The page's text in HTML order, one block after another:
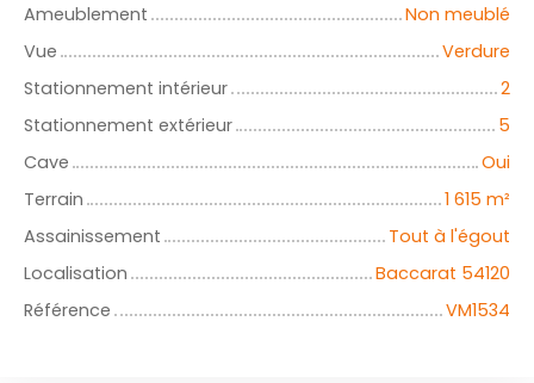
Ameublement
Non meublé
Vue
Verdure
Stationnement intérieur
2
Stationnement extérieur
5
Cave
Oui
Terrain
1 615 m²
Assainissement
Tout à l'égout
Localisation
Baccarat 54120
Référence
VM1534